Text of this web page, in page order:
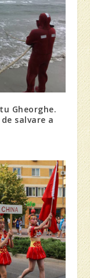
Gheorghe.
salvare a